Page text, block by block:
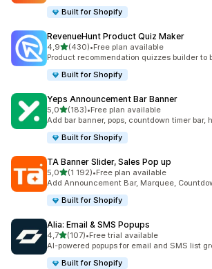
Built for Shopify
RevenueHunt Product Quiz Maker
4,9z 5 hvězd
(430)
Celkový počet recenzí: 430
•Free plan available
Product recommendation quizzes builder to
Built for Shopify
Yeps Announcement Bar Banner
5,0z 5 hvězd
(183)
Celkový počet recenzí: 183
•Free plan available
Add bar banner, pops, countdown timer bar,
Built for Shopify
TA Banner Slider, Sales Pop up
5,0z 5 hvězd
(1 192)
Celkový počet recenzí: 1192
•Free plan available
Add Announcement Bar, Marquee,
Built for Shopify
Alia: Email & SMS Popups
4,7z 5 hvězd
(107)
Celkový počet recenzí: 107
•Free trial available
AI-powered popups for email and SMS list
Built for Shopify